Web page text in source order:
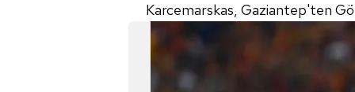
Karcemarskas, Gaziantep'ten